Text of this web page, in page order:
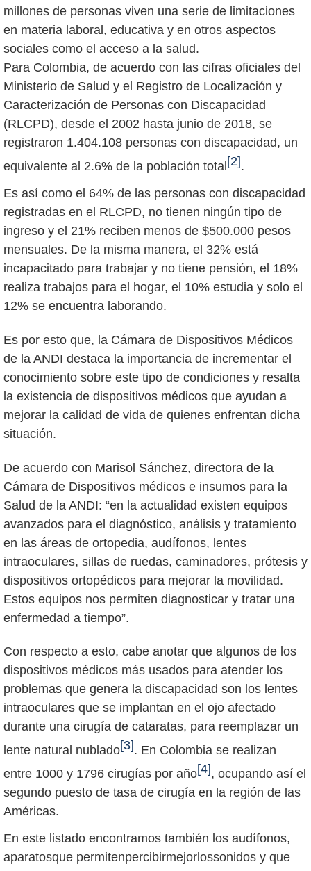
millones de personas viven una serie de limitaciones
en materia laboral, educativa y en otros aspectos
sociales como el acceso a la salud.
Para Colombia, de acuerdo con las cifras oficiales del
Ministerio de Salud y el Registro de Localización y
Caracterización de Personas con Discapacidad
(RLCPD), desde el 2002 hasta junio de 2018, se
registraron 1.404.108 personas con discapacidad, un
equivalente al 2.6% de la población total[2].
Es así como el 64% de las personas con discapacidad
registradas en el RLCPD, no tienen ningún tipo de
ingreso y el 21% reciben menos de $500.000 pesos
mensuales. De la misma manera, el 32% está
incapacitado para trabajar y no tiene pensión, el 18%
realiza trabajos para el hogar, el 10% estudia y solo el
12% se encuentra laborando.
Es por esto que, la Cámara de Dispositivos Médicos
de la ANDI destaca la importancia de incrementar el
conocimiento sobre este tipo de condiciones y resalta
la existencia de dispositivos médicos que ayudan a
mejorar la calidad de vida de quienes enfrentan dicha
situación.
De acuerdo con Marisol Sánchez, directora de la
Cámara de Dispositivos médicos e insumos para la
Salud de la ANDI: “en la actualidad existen equipos
avanzados para el diagnóstico, análisis y tratamiento
en las áreas de ortopedia, audífonos, lentes
intraoculares, sillas de ruedas, caminadores, prótesis y
dispositivos ortopédicos para mejorar la movilidad.
Estos equipos nos permiten diagnosticar y tratar una
enfermedad a tiempo”.
Con respecto a esto, cabe anotar que algunos de los
dispositivos médicos más usados para atender los
problemas que genera la discapacidad son los lentes
intraoculares que se implantan en el ojo afectado
durante una cirugía de cataratas, para reemplazar un
lente natural nublado[3]. En Colombia se realizan
entre 1000 y 1796 cirugías por año[4], ocupando así el
segundo puesto de tasa de cirugía en la región de las
Américas.
En este listado encontramos también los audífonos,
aparatosque permitenpercibirmejorlossonidos y que